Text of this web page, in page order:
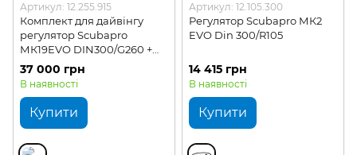
Артикул: 12.255.915
Комплект для дайвінгу
регулятор Scubapro
МК19EVO DIN300/G260 +
октопус R105
37 000 грн
В наявності
Купити
Артикул: 12.105.300
Регулятор Scubapro МК2
EVO Din 300/R105
14 415 грн
В наявності
Купити